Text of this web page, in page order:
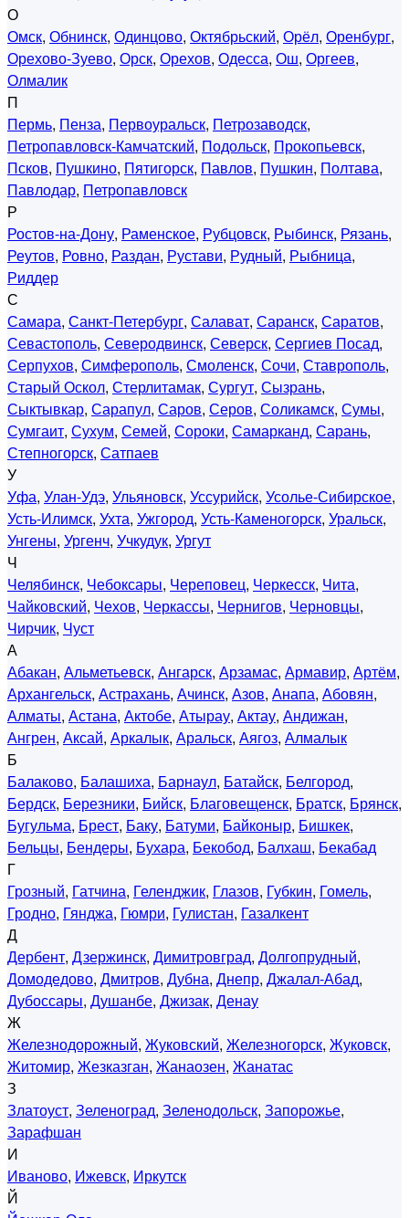
О
Омск, Обнинск, Одинцово, Октябрьский, Орёл, Оренбург,
Орехово-Зуево, Орск, Орехов, Одесса, Ош, Оргеев,
Олмалик
П
Пермь, Пенза, Первоуральск, Петрозаводск,
Петропавловск-Камчатский, Подольск, Прокопьевск,
Псков, Пушкино, Пятигорск, Павлов, Пушкин, Полтава,
Павлодар, Петропавловск
Р
Ростов-на-Дону, Раменское, Рубцовск, Рыбинск, Рязань,
Реутов, Ровно, Раздан, Рустави, Рудный, Рыбница,
Риддер
С
Самара, Санкт-Петербург, Салават, Саранск, Саратов,
Севастополь, Северодвинск, Северск, Сергиев Посад,
Серпухов, Симферополь, Смоленск, Сочи, Ставрополь,
Старый Оскол, Стерлитамак, Сургут, Сызрань,
Сыктывкар, Сарапул, Саров, Серов, Соликамск, Сумы,
Сумгаит, Сухум, Семей, Сороки, Самарканд, Сарань,
Степногорск, Сатпаев
У
Уфа, Улан-Удэ, Ульяновск, Уссурийск, Усолье-Сибирское,
Усть-Илимск, Ухта, Ужгород, Усть-Каменогорск, Уральск,
Унгены, Ургенч, Учкудук, Ургут
Ч
Челябинск, Чебоксары, Череповец, Черкесск, Чита,
Чайковский, Чехов, Черкассы, Чернигов, Черновцы,
Чирчик, Чуст
А
Абакан, Альметьевск, Ангарск, Арзамас, Армавир, Артём,
Архангельск, Астрахань, Ачинск, Азов, Анапа, Абовян,
Алматы, Астана, Актобе, Атырау, Актау, Андижан,
Ангрен, Аксай, Аркалык, Аральск, Аягоз, Алмалык
Б
Балаково, Балашиха, Барнаул, Батайск, Белгород,
Бердск, Березники, Бийск, Благовещенск, Братск, Брянск,
Бугульма, Брест, Баку, Батуми, Байконыр, Бишкек,
Бельцы, Бендеры, Бухара, Бекобод, Балхаш, Бекабад
Г
Грозный, Гатчина, Геленджик, Глазов, Губкин, Гомель,
Гродно, Гянджа, Гюмри, Гулистан, Газалкент
Д
Дербент, Дзержинск, Димитровград, Долгопрудный,
Домодедово, Дмитров, Дубна, Днепр, Джалал-Абад,
Дубоссары, Душанбе, Джизак, Денау
Ж
Железнодорожный, Жуковский, Железногорск, Жуковск,
Житомир, Жезказган, Жанаозен, Жанатас
З
Златоуст, Зеленоград, Зеленодольск, Запорожье,
Зарафшан
И
Иваново, Ижевск, Иркутск
Й